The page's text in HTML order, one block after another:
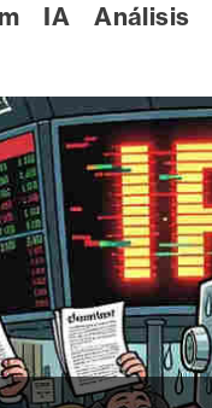
IA Análisis